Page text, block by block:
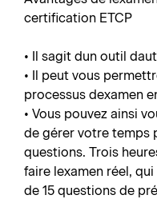
certification ETCP
• Il sagit dun outil
• Il peut vous
processus dexamen
• Vous pouvez ainsi
de gérer votre temps
questions. Trois
faire lexamen réel,
de 15 questions de